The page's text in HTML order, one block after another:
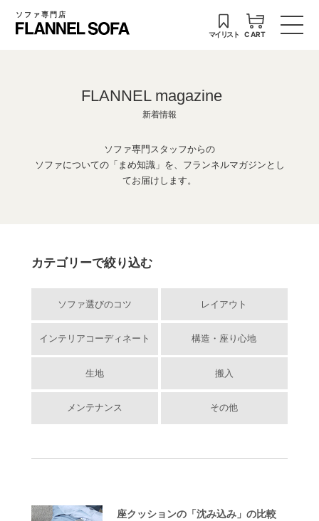
ソファ専門店
マイリスト CART
FLANNEL magazine
新着情報
ソファ専門スタッフからの
ソファについての「まめ知識」を、フランネルマガジンとし
てお届けします。
カテゴリーで絞り込む
ソファ選びのコツ レイアウト
インテリアコーディネート 構造・座り心地
生地 搬入
メンテナンス その他
座クッションの「沈み込み」の比較